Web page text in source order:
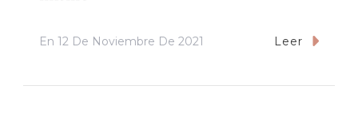
En 12 De Noviembre De 2021 Leer